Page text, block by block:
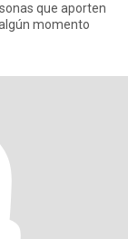
que aporten
momento